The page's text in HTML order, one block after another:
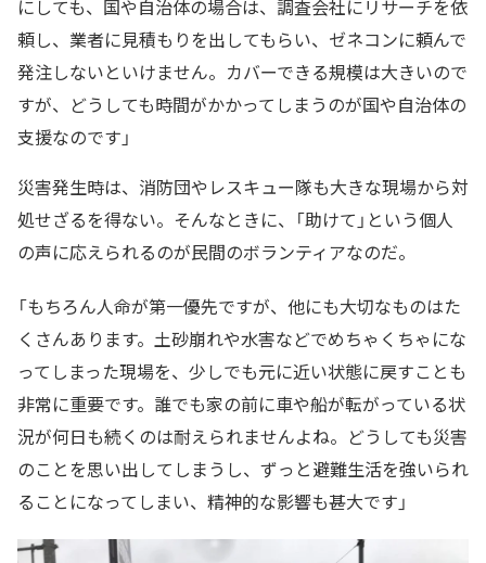
にしても、国や自治体の場合は、調査会社にリサーチを依
頼し、業者に見積もりを出してもらい、ゼネコンに頼んで
発注しないといけません。カバーできる規模は大きいので
すが、どうしても時間がかかってしまうのが国や自治体の
支援なのです」
災害発生時は、消防団やレスキュー隊も大きな現場から対
処せざるを得ない。そんなときに、「助けて」という個人
の声に応えられるのが民間のボランティアなのだ。
「もちろん人命が第一優先ですが、他にも大切なものはた
くさんあります。土砂崩れや水害などでめちゃくちゃにな
ってしまった現場を、少しでも元に近い状態に戻すことも
非常に重要です。誰でも家の前に車や船が転がっている状
況が何日も続くのは耐えられませんよね。どうしても災害
のことを思い出してしまうし、ずっと避難生活を強いられ
ることになってしまい、精神的な影響も甚大です」